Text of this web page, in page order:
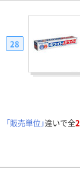
28
「販売単位」違いで全2